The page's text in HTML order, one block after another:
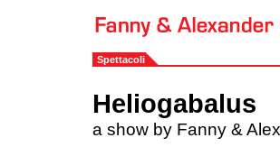
Spettacoli
Heliogabalus
a show by Fanny &